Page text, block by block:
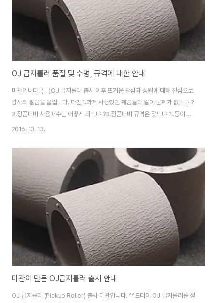
OJ 급지롤러 품질 및 수명, 규격에 대한 안내
미관입니다. (__)OJ 급지롤러 출시 이후,뜨거운 관심과 성원에 대해 진심으로
감사의 말씀을 올립니다. 다만,1.과거 사용했던 제품들과 같이 문제가 없느냐 ?
2.정품대비 사용매수는 어떻게 되느냐 ?3.정품대비 규격은 맞느냐 ?..등이 가
장 많은 질문이었고, 저와 안면이 있으신 분들은 직접 여쭈셨습니다. 이 부분에
다.저도 중국에서 제작가능한 업체가 있고, 중국에서 일을 봐주시는 사장님도
계시며중국에서 제작할 경우 국산과 달리 훨씬 저렴하게 제작 가능하다는걸 알
지만,국내 최고 기술력을 보유한 업체에서 삼고초려 하며 만든 이유는,이왕 만
들려면 제대로 만들어 모두 잘 사용했으면 하는 마음이었습니다.(물론, 저도 사
용합니다. ^^;)..
2016. 10. 13.
미관이 만든 OJ급지롤러 출시 안내
OJ 급지롤러 (Pickup Roller) 출시 미관입니다. ^^드디어 OJ 급지롤러를 정